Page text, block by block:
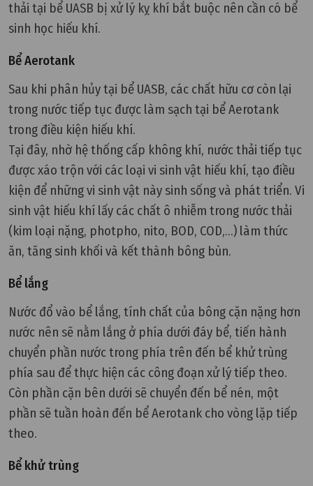
thải tại bể UASB bị xử lý kỵ khí bắt buộc nên cần có bể
sinh học hiếu khí.
Bể Aerotank
Sau khi phân hủy tại bể UASB, các chất hữu cơ còn lại
trong nước tiếp tục được làm sạch tại bể Aerotank
trong điều kiện hiếu khí.
Tại đây, nhờ hệ thống cấp không khí, nước thải tiếp tục
được xáo trộn với các loại vi sinh vật hiếu khí, tạo điều
kiện để những vi sinh vật này sinh sống và phát triển. Vi
sinh vật hiếu khí lấy các chất ô nhiễm trong nước thải
(kim loại nặng, photpho, nito, BOD, COD,...) làm thức
ăn, tăng sinh khối và kết thành bông bùn.
Bể lắng
Nước đổ vào bể lắng, tính chất của bông cặn nặng hơn
nước nên sẽ nằm lắng ở phía dưới đáy bể, tiến hành
chuyển phần nước trong phía trên đến bể khử trùng
phía sau để thực hiện các công đoạn xử lý tiếp theo.
Còn phần cặn bên dưới sẽ chuyển đến bể nén, một
phần sẽ tuần hoàn đến bể Aerotank cho vòng lặp tiếp
theo.
Bể khử trùng